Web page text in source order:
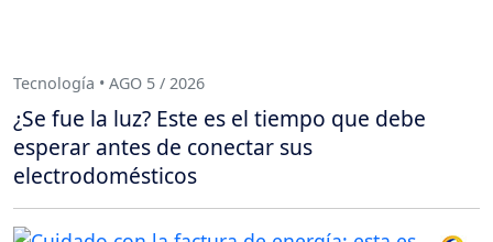
Tecnología • AGO 5 / 2026
¿Se fue la luz? Este es el tiempo que debe
esperar antes de conectar sus
electrodomésticos